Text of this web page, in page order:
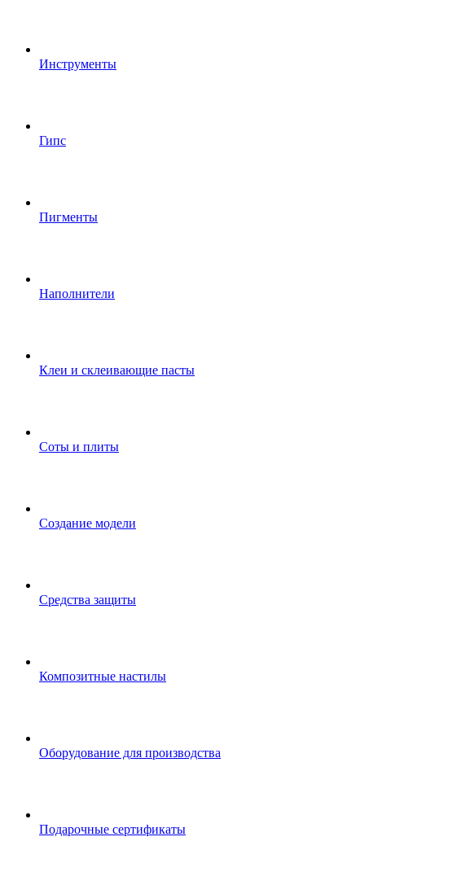
Инструменты
Гипс
Пигменты
Наполнители
Клеи и склеивающие пасты
Соты и плиты
Создание модели
Средства защиты
Композитные настилы
Оборудование для производства
Подарочные сертификаты